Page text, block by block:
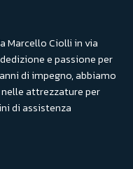
Marcello Ciolli in via
e passione per
di impegno, abbiamo
attrezzature per
di assistenza